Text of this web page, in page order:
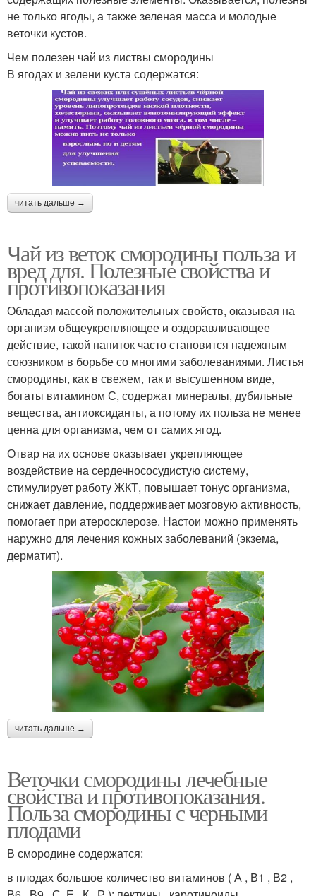
не только ягоды, а также зеленая масса и молодые
веточки кустов.
Чем полезен чай из листвы смородины
В ягодах и зелени куста содержатся:
читать дальше →
Чай из веток смородины польза и
вред для. Полезные свойства и
противопоказания
Обладая массой положительных свойств, оказывая на
организм общеукрепляющее и оздоравливающее
действие, такой напиток часто становится надежным
союзником в борьбе со многими заболеваниями. Листья
смородины, как в свежем, так и высушенном виде,
богаты витамином С, содержат минералы, дубильные
вещества, антиоксиданты, а потому их польза не менее
ценна для организма, чем от самих ягод.
Отвар на их основе оказывает укрепляющее
воздействие на сердечнососудистую систему,
стимулирует работу ЖКТ, повышает тонус организма,
снижает давление, поддерживает мозговую активность,
помогает при атеросклерозе. Настои можно применять
наружно для лечения кожных заболеваний (экзема,
дерматит).
читать дальше →
Веточки смородины лечебные
свойства и противопоказания.
Польза смородины с черными
плодами
В смородине содержатся:
в плодах большое количество витаминов ( А , В1 , В2 ,